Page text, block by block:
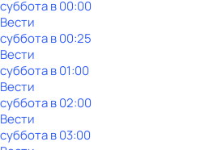
субботав00:00
Вести
субботав00:25
Вести
субботав01:00
Вести
субботав02:00
Вести
субботав03:00